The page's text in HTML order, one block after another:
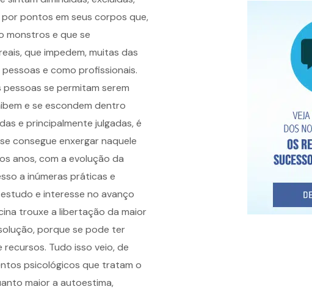
pontos em seus corpos que,
monstros e que se
que impedem, muitas das
e como profissionais.
se permitam serem
e se escondem dentro
e principalmente julgadas, é
consegue enxergar naquele
anos, com a evolução da
a inúmeras práticas e
e interesse no avanço
trouxe a libertação da maior
porque se pode ter
Tudo isso veio, de
psicológicos que tratam o
maior a autoestima,